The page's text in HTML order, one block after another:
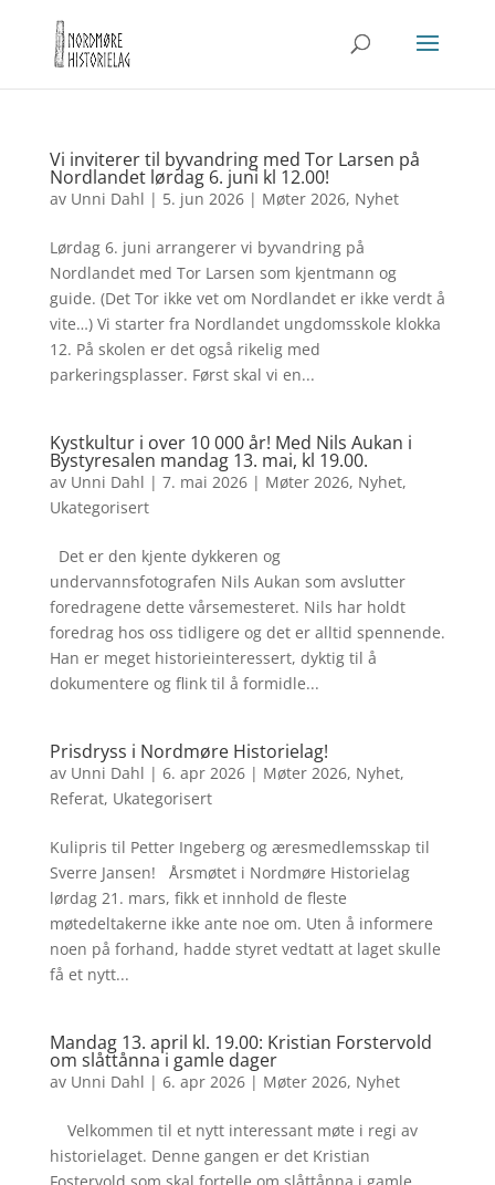
Vi inviterer til byvandring med Tor Larsen på
Nordlandet lørdag 6. juni kl 12.00!
av Unni Dahl | 5. jun 2026| Møter 2026, Nyhet
Lørdag 6. juni arrangerer vi byvandring på
Nordlandet med Tor Larsen som kjentmann og
guide. (Det Tor ikke vet om Nordlandet er ikke verdt å
vite…) Vi starter fra Nordlandet ungdomsskole klokka
12. På skolen er det også rikelig med
parkeringsplasser. Først skal vi en...
Kystkultur i over 10 000 år! Med Nils Aukan i
Bystyresalen mandag 13. mai, kl 19.00.
av Unni Dahl | 7. mai 2026| Møter 2026, Nyhet,
Ukategorisert
Det er den kjente dykkeren og
undervannsfotografen Nils Aukan som avslutter
foredragene dette vårsemesteret. Nils har holdt
foredrag hos oss tidligere og det er alltid spennende.
Han er meget historieinteressert, dyktig til å
dokumentere og flink til å formidle...
Prisdryss i Nordmøre Historielag!
av Unni Dahl | 6. apr 2026| Møter 2026, Nyhet,
Referat, Ukategorisert
Kulipris til Petter Ingeberg og æresmedlemsskap til
Sverre Jansen! Årsmøtet i Nordmøre Historielag
lørdag 21. mars, fikk et innhold de fleste
møtedeltakerne ikke ante noe om. Uten å informere
noen på forhand, hadde styret vedtatt at laget skulle
få et nytt...
Mandag 13. april kl. 19.00: Kristian Forstervold
om slåttånna i gamle dager
av Unni Dahl | 6. apr 2026| Møter 2026, Nyhet
Velkommen til et nytt interessant møte i regi av
historielaget. Denne gangen er det Kristian